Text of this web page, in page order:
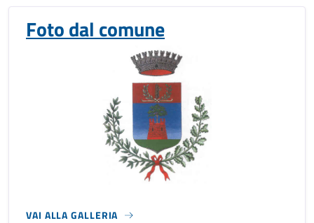
Foto dal comune
VAI ALLA GALLERIA